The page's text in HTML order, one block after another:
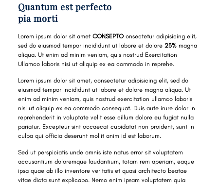
Quantum est perfecto
pia morti
Lorem ipsum dolor sit amet CONSEPTOonsectetur adipisicing elit,
sed do eiusmod tempor incididunt ut labore et dolore23%magna
aliqua. Ut enim ad minim veniam, quis nostrud Exercitation
Ullamco laboris nisi ut aliquip ex ea commodo in reprehe.
Lorem ipsum dolor sit amet, consectetur adipisicing elit, sed do
eiusmod tempor incididunt ut labore et dolore magna aliqua. Ut
enim ad minim veniam, quis nostrud exercitation ullamco laboris
nisi ut aliquip ex ea commodo consequat. Duis aute irure dolor in
reprehenderit in voluptate velit esse cillum dolore eu fugiat nulla
pariatur. Excepteur sint occaecat cupidatat non proident, sunt in
culpa qui officia deserunt mollit anim id est laborum.
Sed ut perspiciatis unde omnis iste natus error sit voluptatem
accusantium doloremque laudantium, totam rem aperiam, eaque
ipsa quae ab illo inventore veritatis et quasi architecto beatae
vitae dicta sunt explicabo. Nemo enim ipsam voluptatem quia